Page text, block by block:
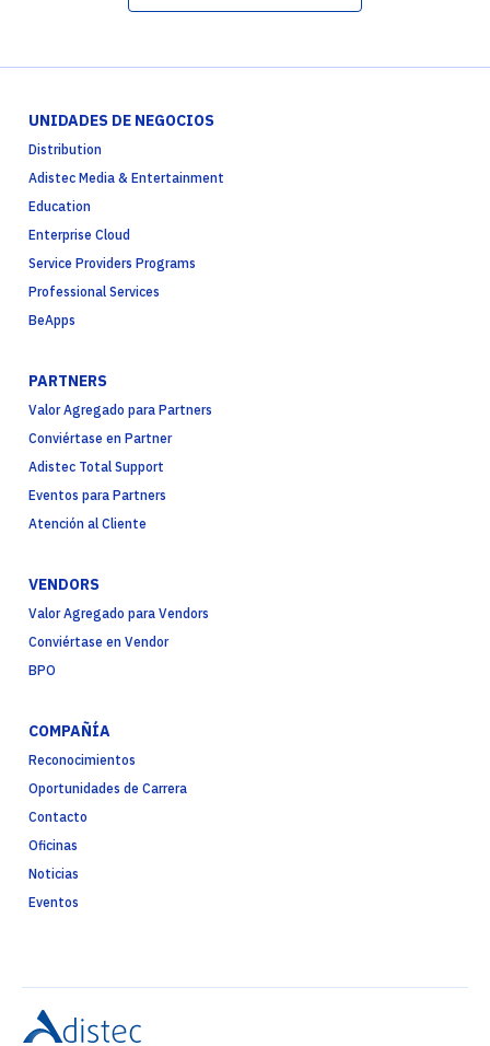
UNIDADES DE NEGOCIOS
Distribution
Adistec Media & Entertainment
Education
Enterprise Cloud
Service Providers Programs
Professional Services
BeApps
PARTNERS
Valor Agregado para Partners
Conviértase en Partner
Adistec Total Support
Eventos para Partners
Atención al Cliente
VENDORS
Valor Agregado para Vendors
Conviértase en Vendor
BPO
COMPAÑÍA
Reconocimientos
Oportunidades de Carrera
Contacto
Oficinas
Noticias
Eventos